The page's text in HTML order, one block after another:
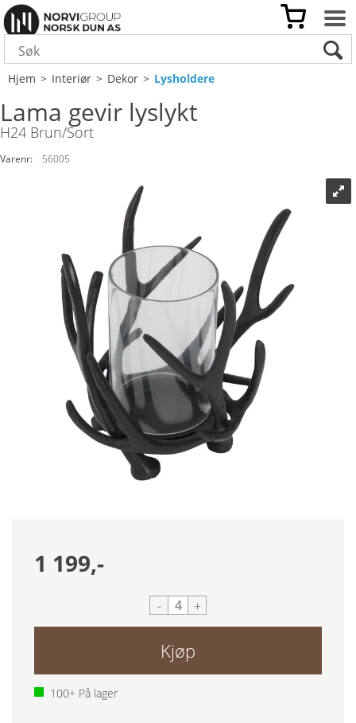
Hjem>Interiør>Dekor>Lysholdere
Lama gevir lyslykt
H24 Brun/Sort
Varenr: 56005
1 199,-
- +
Kjøp
100+ På lager